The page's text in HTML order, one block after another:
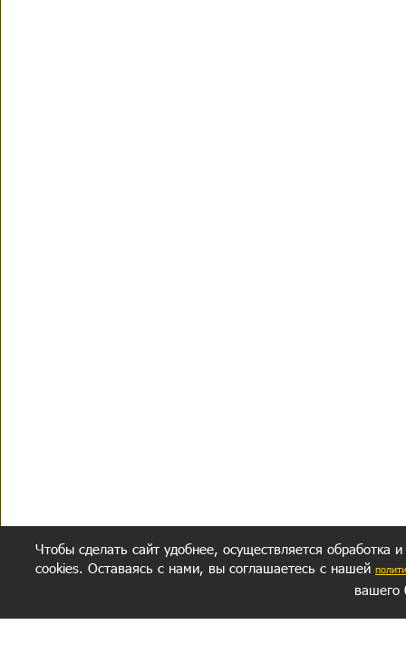
Чтобы сделать сайт удобнее, осуществляется обработка
cookies. Оставаясь с нами, вы соглашаетесь с нашей
вашего